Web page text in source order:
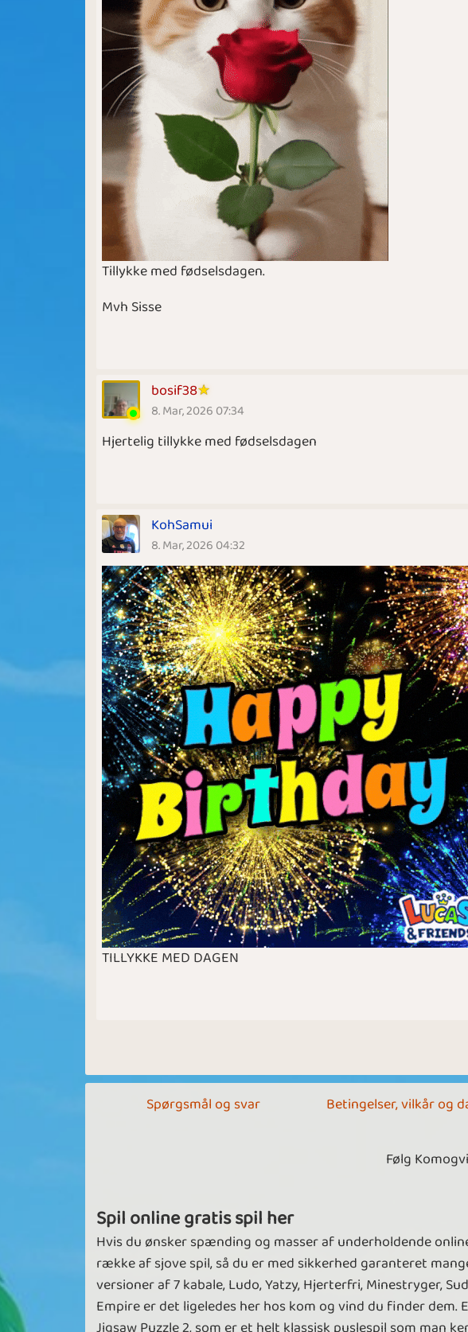
Tillykke med fødselsdagen.
Mvh Sisse
bosif38
8. Mar, 2026 07:34
Hjertelig tillykke med fødselsdagen
KohSamui
8. Mar, 2026 04:32
TILLYKKE MED DAGEN
Spørgsmål og svar Betingelser, vilkår og
Følg
Spil online gratis spil her
Hvis du ønsker spænding og masser af underholdende
række af sjove spil, så du er med sikkerhed garanteret
versioner af 7 kabale, Ludo, Yatzy, Hjerterfri, Minestryger,
Empire er det ligeledes her hos kom og vind du finder dem.